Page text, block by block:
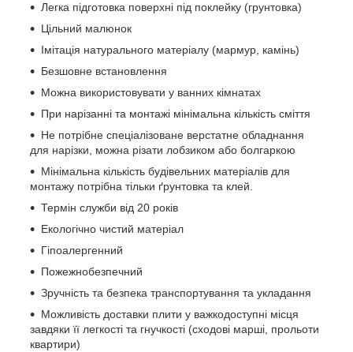
Легка підготовка поверхні під поклейку (грунтовка)
Цільний малюнок
Імітація натурального матеріалу (мармур, камінь)
Безшовне встановлення
Можна використовувати у ванних кімнатах
При нарізанні та монтажі мінімальна кількість сміття
Не потрібне спеціалізоване верстатне обладнання
для нарізки, можна різати лобзиком або болгаркою
Мінімальна кількість будівельних матеріалів для
монтажу потрібна тільки ґрунтовка та клей.
Термін служби від 20 років
Екологічно чистий матеріал
Гіпоалергенний
Пожежнобезпечний
Зручність та безпека транспортування та укладання
Можливість доставки плити у важкодоступні місця
завдяки її легкості та гнучкості (сходові марші, прольоти
квартири)